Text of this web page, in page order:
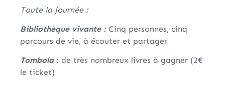
Toute la journée :
Bibliothèque vivante : Cinq personnes, cinq
parcours de vie, à écouter et partager
Tombola: de très nombreux livres à gagner (2€
le ticket)